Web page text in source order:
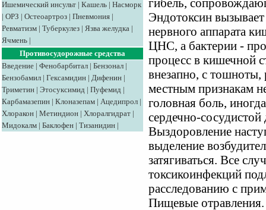
Ишемический инсульт | Кашель | Насморк
| ОРЗ | Остеоартроз | Пневмония |
Ревматизм | Туберкулез | Язва желудка |
Ячмень |
Противосудорожные средства
Введение | Фенобарбитал | Бензонал |
Бензобамил | Гексамидин | Дифенин |
Триметин | Этосуксимид | Пуфемид |
Карбамазепин | Клоназепам | Ацедипрол |
Хлоракон | Метиндион | Хлоралгидрат |
Мидокалм | Баклофен | Тизанидин |
гибель,
Эндотоксин
нервного аппарата
ЦНС, а бактерии -
процесс в кишечной
внезапно, с
местным признакам
головная боль,
сердечно-сосудистой
Выздоровление
выделение
затягиваться. Все
токсикоинфекций
расследованию с
Пищевые отравления.